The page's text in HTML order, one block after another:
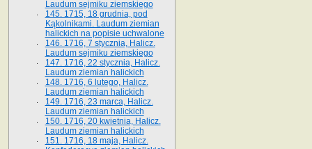
Laudum sejmiku ziemskiego
145. 1715, 18 grudnia, pod
Kąkolnikami. Laudum ziemian
halickich na popisie uchwalone
146. 1716, 7 stycznia, Halicz.
Laudum sejmiku ziemskiego
147. 1716, 22 stycznia, Halicz.
Laudum ziemian halickich
148. 1716, 6 lutego, Halicz.
Laudum ziemian halickich
149. 1716, 23 marca, Halicz.
Laudum ziemian halickich
150. 1716, 20 kwietnia, Halicz.
Laudum ziemian halickich
151. 1716, 18 maja, Halicz.